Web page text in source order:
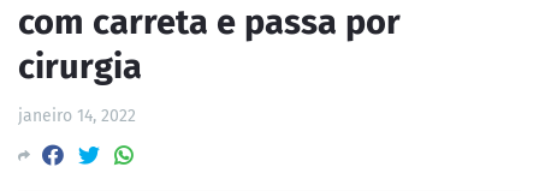
com carreta e passa por
cirurgia
janeiro 14, 2022